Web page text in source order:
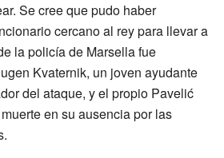
Se cree que pudo haber
cercano al rey para llevar a
la policía de Marsella fue
Kvaternik, un joven ayudante
del ataque, y el propio Pavelić
en su ausencia por las